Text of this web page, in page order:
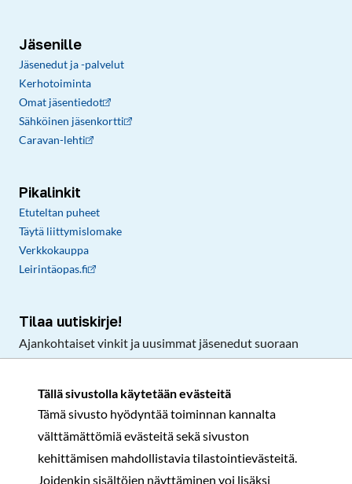
Tällä sivustolla käytetään evästeitä
Tämä sivusto hyödyntää toiminnan kannalta
välttämättömiä evästeitä sekä sivuston
kehittämisen mahdollistavia tilastointievästeitä.
Joidenkin sisältöjen näyttäminen voi lisäksi
Jäsenille
Jäsenedut ja -palvelut
Kerhotoiminta
Omat jäsentiedot
Sähköinen jäsenkortti
Caravan-lehti
Pikalinkit
Etuteltan puheet
Täytä liittymislomake
Verkkokauppa
Leirintäopas.fi
Tilaa uutiskirje!
Ajankohtaiset vinkit ja uusimmat jäsenedut suoraan